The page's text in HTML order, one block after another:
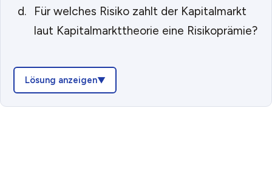
Für welches Risiko zahlt der Kapitalmarkt
laut Kapitalmarkttheorie eine Risikoprämie?
Lösung anzeigen